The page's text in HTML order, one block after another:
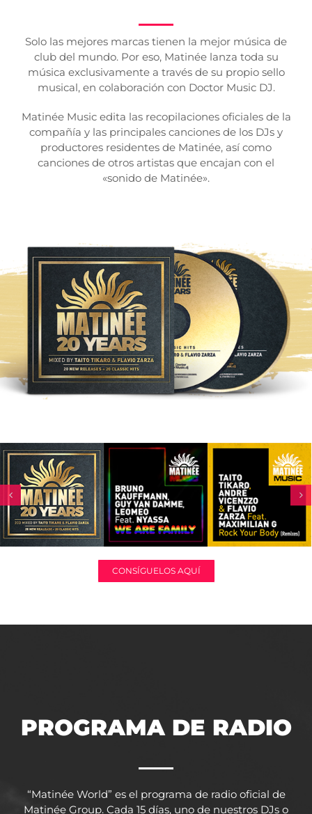
Solo las mejores marcas tienen la mejor música de
club del mundo. Por eso, Matinée lanza toda su
música exclusivamente a través de su propio sello
musical, en colaboración con Doctor Music DJ.
Matinée Music edita las recopilaciones oficiales de la
compañía y las principales canciones de los DJs y
productores residentes de Matinée, así como
canciones de otros artistas que encajan con el
«sonido de Matinée».
CONSÍGUELOS AQUÍ
PROGRAMA DE RADIO
“Matinée World” es el programa de radio oficial de
Matinée Group. Cada 15 días, uno de nuestros DJs o